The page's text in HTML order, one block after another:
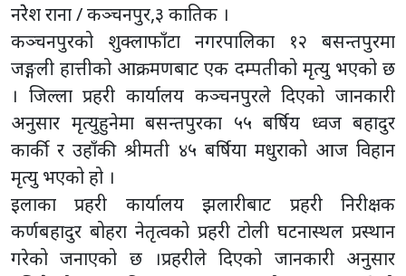
नरेेश राना / कञ्चनपुर,३ कातिक ।
कञ्चनपुरको शुक्लाफाँटा नगरपालिका १२ बसन्तपुरमा
जङ्गली हात्तीको आक्रमणबाट एक दम्पतीको मृत्यु भएको छ
। जिल्ला प्रहरी कार्यालय कञ्चनपुरले दिएको जानकारी
अनुसार मृत्युहुनेमा बसन्तपुरका ५५ बर्षिय ध्वज बहादुर
कार्की र उहाँकी श्रीमती ४५ बर्षिया मधुराको आज विहान
मृत्यु भएको हो ।
इलाका प्रहरी कार्यालय झलारीबाट प्रहरी निरीक्षक
कर्णबहादुर बोहरा नेतृत्वको प्रहरी टोली घटनास्थल प्रस्थान
गरेको जनाएको छ ।प्रहरीले दिएको जानकारी अनुसार